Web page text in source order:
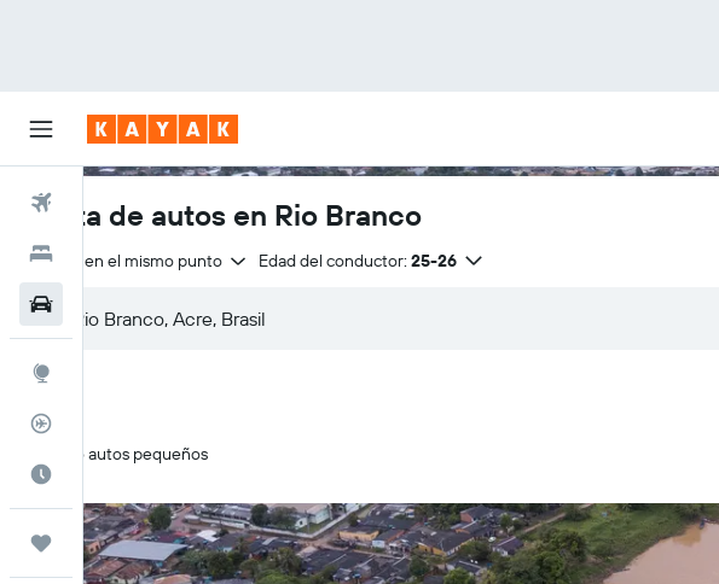
Vuelos
Hoteles
Trips
Renta de autos en Rio Branco
Entrega en el mismo punto Edad del conductor: 25-26
Solo autos pequeños